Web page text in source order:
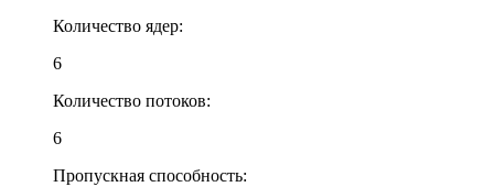
Количество ядер:
6
Количество потоков:
6
Пропускная способность: